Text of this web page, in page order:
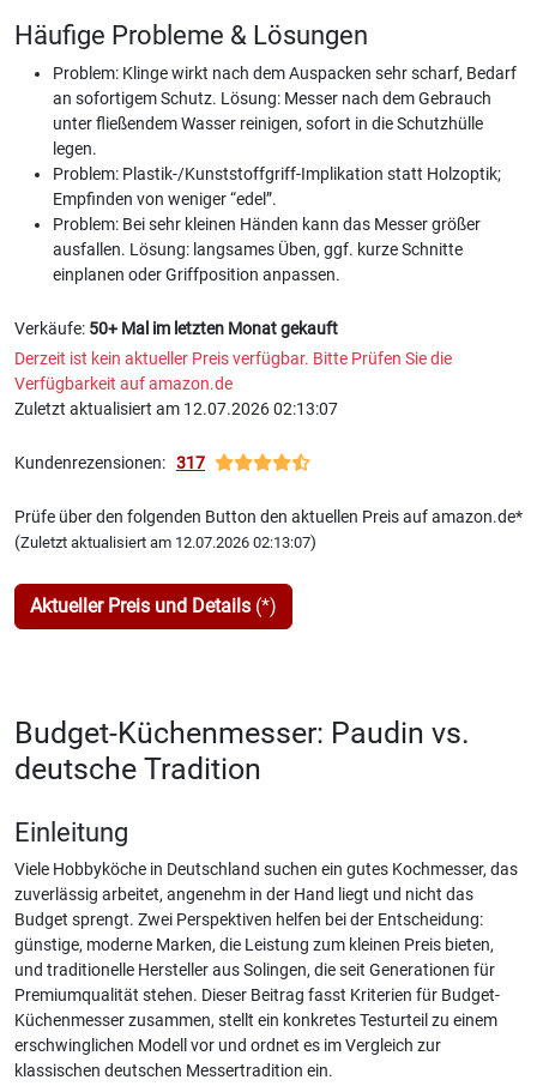
Häufige Probleme & Lösungen
Problem: Klinge wirkt nach dem Auspacken sehr scharf, Bedarf
an sofortigem Schutz. Lösung: Messer nach dem Gebrauch
unter fließendem Wasser reinigen, sofort in die Schutzhülle
legen.
Problem: Plastik-/Kunststoffgriff-Implikation statt Holzoptik;
Empfinden von weniger “edel”.
Problem: Bei sehr kleinen Händen kann das Messer größer
ausfallen. Lösung: langsames Üben, ggf. kurze Schnitte
einplanen oder Griffposition anpassen.
Verkäufe: 50+ Mal im letzten Monat gekauft
Derzeit ist kein aktueller Preis verfügbar. Bitte Prüfen Sie die
Verfügbarkeit auf amazon.de
Zuletzt aktualisiert am 12.07.2026 02:13:07
Kundenrezensionen: 317
Prüfe über den folgenden Button den aktuellen Preis auf amazon.de*
(Zuletzt aktualisiert am 12.07.2026 02:13:07)
Aktueller Preis und Details (*)
Budget-Küchenmesser: Paudin vs.
deutsche Tradition
Einleitung
Viele Hobbyköche in Deutschland suchen ein gutes Kochmesser, das
zuverlässig arbeitet, angenehm in der Hand liegt und nicht das
Budget sprengt. Zwei Perspektiven helfen bei der Entscheidung:
günstige, moderne Marken, die Leistung zum kleinen Preis bieten,
und traditionelle Hersteller aus Solingen, die seit Generationen für
Premiumqualität stehen. Dieser Beitrag fasst Kriterien für Budget-
Küchenmesser zusammen, stellt ein konkretes Testurteil zu einem
erschwinglichen Modell vor und ordnet es im Vergleich zur
klassischen deutschen Messertradition ein.